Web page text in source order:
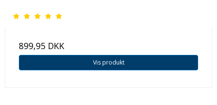
899,95 DKK
Vis produkt